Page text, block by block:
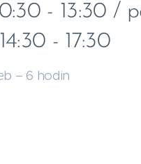
- 13:30 /
- 17:30
– 6 hodin